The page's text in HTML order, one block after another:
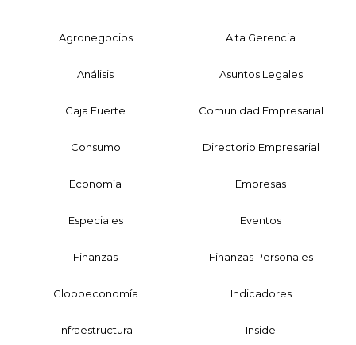
Agronegocios Alta Gerencia
Análisis Asuntos Legales
Caja Fuerte Comunidad Empresarial
Consumo Directorio Empresarial
Economía Empresas
Especiales Eventos
Finanzas Finanzas Personales
Globoeconomía Indicadores
Infraestructura Inside